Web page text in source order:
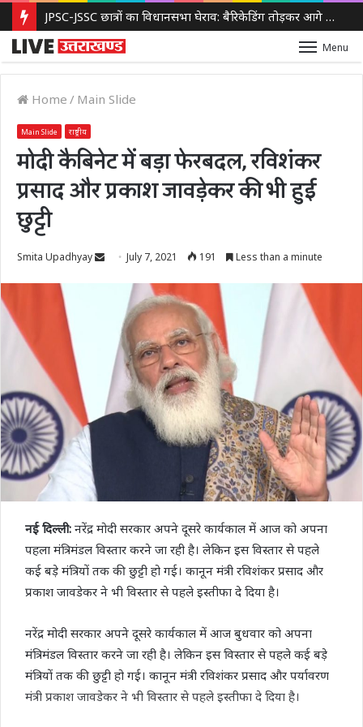
JPSC-JSSC छात्रों का विधानसभा घेराव: बैरिकेडिंग तोड़कर आगे बढ़े प्रदर्शनकारी, पुलिस ने किया लाठीचार्ज और आंसू गैस का इस्तेमाल
Menu
Home / Main Slide
Main Slide राष्ट्रीय
मोदी कैबिनेट में बड़ा फेरबदल, रविशंकर
प्रसाद और प्रकाश जावड़ेकर की भी हुई
छुट्टी
Smita Upadhyay
SendJuly 7, 2021 191 Less than a minute
नई दिल्ली: नरेंद्र मोदी सरकार अपने दूसरे कार्यकाल में आज को अपना
पहला मंत्रिमंडल विस्तार करने जा रही है। लेकिन इस विस्तार से पहले
कई बड़े मंत्रियों तक की छुट्टी हो गई। कानून मंत्री रविशंकर प्रसाद और
प्रकाश जावडेकर ने भी विस्तार से पहले इस्तीफा दे दिया है।
नरेंद्र मोदी सरकार अपने दूसरे कार्यकाल में आज बुधवार को अपना
मंत्रिमंडल विस्तार करने जा रही है। लेकिन इस विस्तार से पहले कई बड़े
मंत्रियों तक की छुट्टी हो गई। कानून मंत्री रविशंकर प्रसाद और पर्यावरण
मंत्री प्रकाश जावडेकर ने भी विस्तार से पहले इस्तीफा दे दिया है।